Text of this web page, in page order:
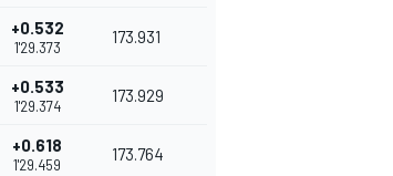
+0.532
1'29.373
173.931
+0.533
1'29.374
173.929
+0.618
1'29.459
173.764